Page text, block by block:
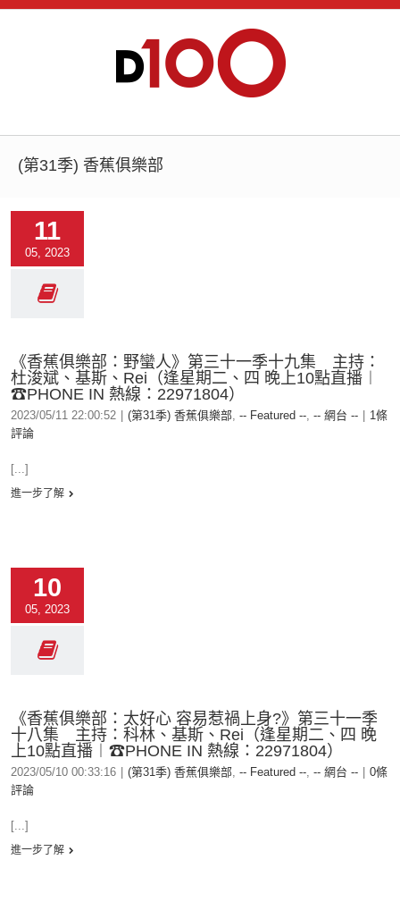
(第31季) 香蕉俱樂部
11
05, 2023
《香蕉俱樂部：野蠻人》第三十一季十九集 主持：
杜浚斌、基斯、Rei（逢星期二、四 晚上10點直播︱
☎PHONE IN 熱線：22971804）
2023/05/11 22:00:52 (第31季) 香蕉俱樂部, -- Featured --, -- 網台 --
1條
評論
[...]
進一步了解
10
05, 2023
《香蕉俱樂部：太好心 容易惹禍上身?》第三十一季
十八集 主持：科林、基斯、Rei（逢星期二、四 晚
上10點直播︱☎PHONE IN 熱線：22971804）
2023/05/10 00:33:16 (第31季) 香蕉俱樂部, -- Featured --, -- 網台 --
0條
評論
[...]
進一步了解